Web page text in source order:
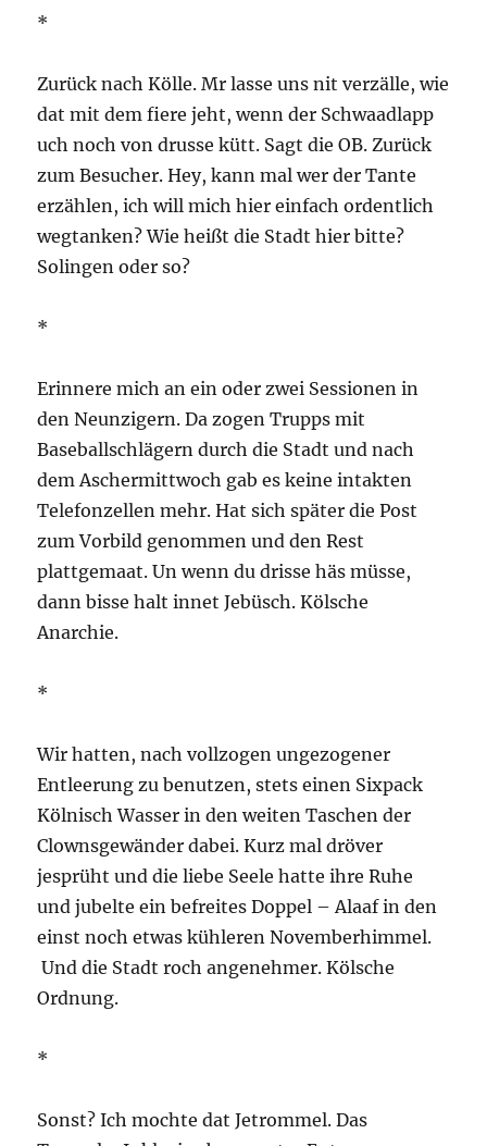
*
Zurück nach Kölle. Mr lasse uns nit verzälle, wie
dat mit dem fiere jeht, wenn der Schwaadlapp
uch noch von drusse kütt. Sagt die OB. Zurück
zum Besucher. Hey, kann mal wer der Tante
erzählen, ich will mich hier einfach ordentlich
wegtanken? Wie heißt die Stadt hier bitte?
Solingen oder so?
*
Erinnere mich an ein oder zwei Sessionen in
den Neunzigern. Da zogen Trupps mit
Baseballschlägern durch die Stadt und nach
dem Aschermittwoch gab es keine intakten
Telefonzellen mehr. Hat sich später die Post
zum Vorbild genommen und den Rest
plattgemaat. Un wenn du drisse häs müsse,
dann bisse halt innet Jebüsch. Kölsche
Anarchie.
*
Wir hatten, nach vollzogen ungezogener
Entleerung zu benutzen, stets einen Sixpack
Kölnisch Wasser in den weiten Taschen der
Clownsgewänder dabei. Kurz mal dröver
jesprüht und die liebe Seele hatte ihre Ruhe
und jubelte ein befreites Doppel – Alaaf in den
einst noch etwas kühleren Novemberhimmel.
Und die Stadt roch angenehmer. Kölsche
Ordnung.
*
Sonst? Ich mochte dat Jetrommel. Das